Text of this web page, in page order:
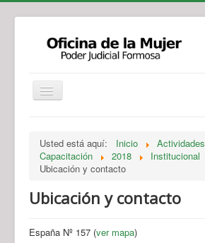
Legislación
Novedades
Recursos y Servicios de Atención
Usted está aquí: Inicio
Actividades
Capacitación
2018
Institucional
Ubicación y contacto
Ubicación y contacto
España Nº 157 (ver mapa)